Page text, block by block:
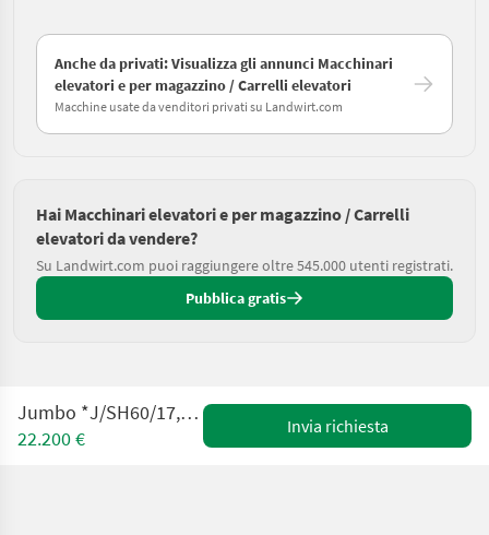
Anche da privati: Visualizza gli annunci Macchinari
elevatori e per magazzino / Carrelli elevatori
Macchine usate da venditori privati su Landwirt.com
Hai Macchinari elevatori e per magazzino / Carrelli
elevatori da vendere?
Su Landwirt.com puoi raggiungere oltre 545.000 utenti registrati.
Pubblica gratis
Jumbo *J/SH60/17,5/75TV*5219 h Top !
22.200 €
Invia richiesta